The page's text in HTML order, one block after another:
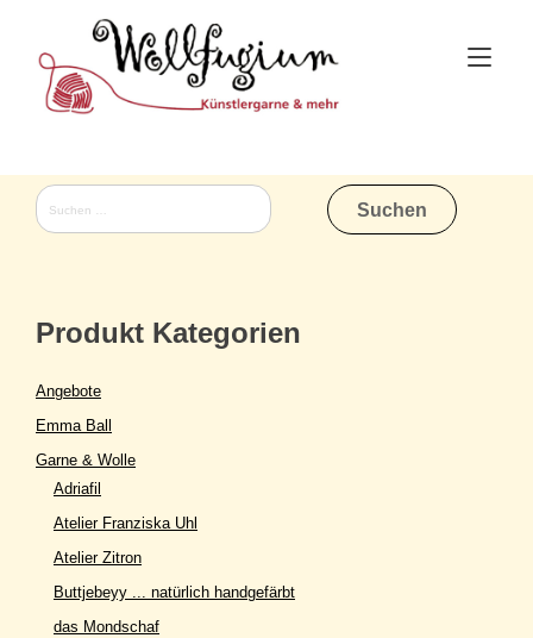
content
Suchen
nach:
Produkt Kategorien
Angebote
Emma Ball
Garne & Wolle
Adriafil
Atelier Franziska Uhl
Atelier Zitron
Buttjebeyy ... natürlich handgefärbt
das Mondschaf